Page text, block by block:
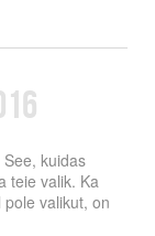
kuidas
teie valik. Ka
valikut, on